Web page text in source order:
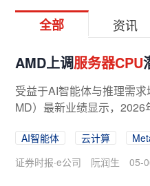
全部 资讯
AMD上调服务器CPU
受益于AI智能体与推理需求
MD）最新业绩显示，
AI智能体 云计算
证券时报·e公司
阮润生 05-